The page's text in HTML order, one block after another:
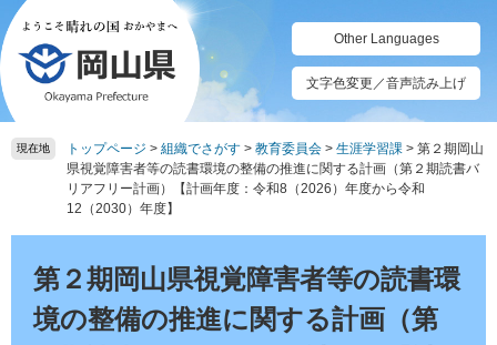
ペ
ー
ジ
の
先
頭
メ
ニ
ュ
ー
を
飛
Other Languages
文字色変更／音声読み上げ
現在地 トップページ > 組織でさがす > 教育委員会 > 生涯学習課 > 第２期岡山
県視覚障害者等の読書環境の整備の推進に関する計画（第２期読書バ
リアフリー計画）【計画年度：令和8（2026）年度から令和
12（2030）年度】
第２期岡山県視覚障害者等の読書環
境の整備の推進に関する計画（第